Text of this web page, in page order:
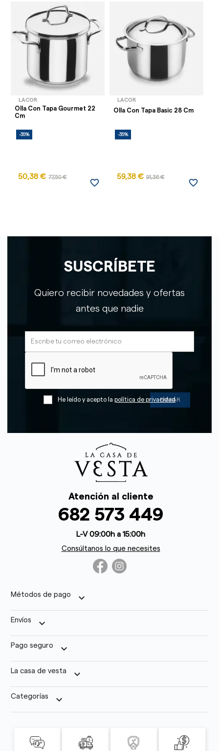
LACOR
Olla Con Tapa Gourmet 22
Cm
-35%
50,38 € 77,50 €
favorite_border
LACOR
Olla Con Tapa Basic 28 Cm
-35%
59,38 € 91,36 €
favorite_border
SUSCRÍBETE
Quiero recibir novedades y ofertas
antes que nadie
He leído y acepto la política de privacidad
Atención al cliente
682 573 449
L-V 09:00h a 15:00h
Consúltanos lo que necesites
Métodos de pago keyboard_arrow_down
Envíos keyboard_arrow_down
Pago seguro keyboard_arrow_down
La casa de vesta keyboard_arrow_down
Categorías keyboard_arrow_down